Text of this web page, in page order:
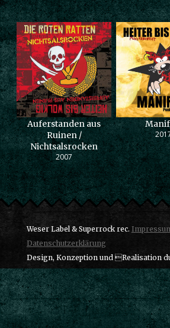
Auferstanden aus
Ruinen /
Nichtsalsrocken
2007
Weser Label & Superrock rec.
Datenschutzerklärung
Design, Konzeption und Realisation